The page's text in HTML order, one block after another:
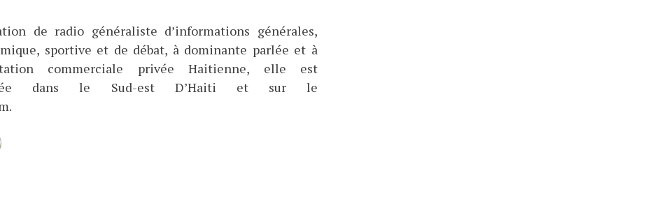
de radio généraliste d’informations générales,
sportive et de débat, à dominante parlée et à
commerciale privée Haitienne, elle est
dans le Sud-est D’Haiti et sur le